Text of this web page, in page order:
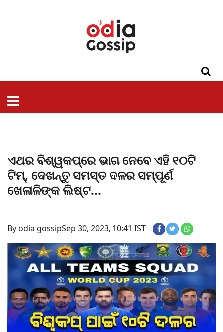
ଏଥର ବିଶ୍ୱକପ୍‌‌ରେ ଭାଗ ନେବେ ଏହି ୧୦ଟି
ଟିମ୍, ଦେଖନ୍ତୁ ସମସ୍ତ ଦଳର ସମ୍ପୂର୍ଣ
ଖେଳାଳିଙ୍କ ଲିଷ୍ଟ...
By odia gossipSep 30, 2023, 10:41 IST